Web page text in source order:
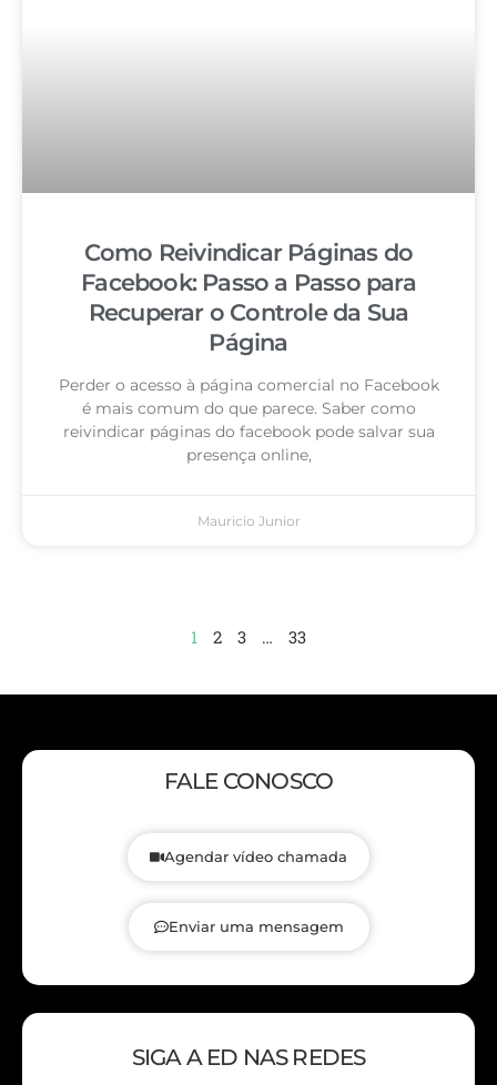
Como Reivindicar Páginas do
Facebook: Passo a Passo para
Recuperar o Controle da Sua
Página
Perder o acesso à página comercial no Facebook
é mais comum do que parece. Saber como
reivindicar páginas do facebook pode salvar sua
presença online,
Mauricio Junior
1 2 3 … 33
FALE CONOSCO
Agendar vídeo chamada
Enviar uma mensagem
SIGA A ED NAS REDES